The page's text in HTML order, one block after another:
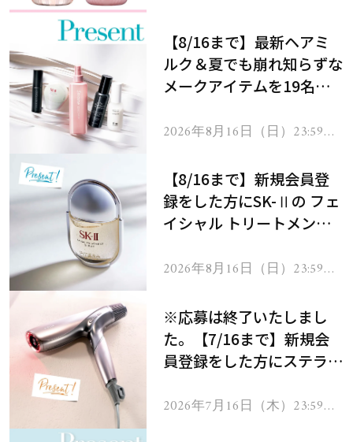
【8/16まで】最新ヘアミ
ルク＆夏でも崩れ知らずな
メークアイテムを19名様
2026年8月16日（日）23:59ま
【8/16まで】新規会員登
録をした方にSK-Ⅱの フェ
イシャル トリートメント
2026年8月16日（日）23:59ま
※応募は終了いたしまし
た。【7/16まで】新規会
員登録をした方にステラボ
ヘアドライヤー ジュエル
2026年7月16日（木）23:59ま